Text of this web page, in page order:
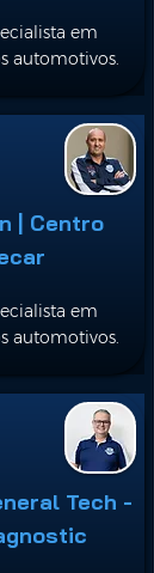
em
automotivos.
| Centro
em
automotivos.
Tech -